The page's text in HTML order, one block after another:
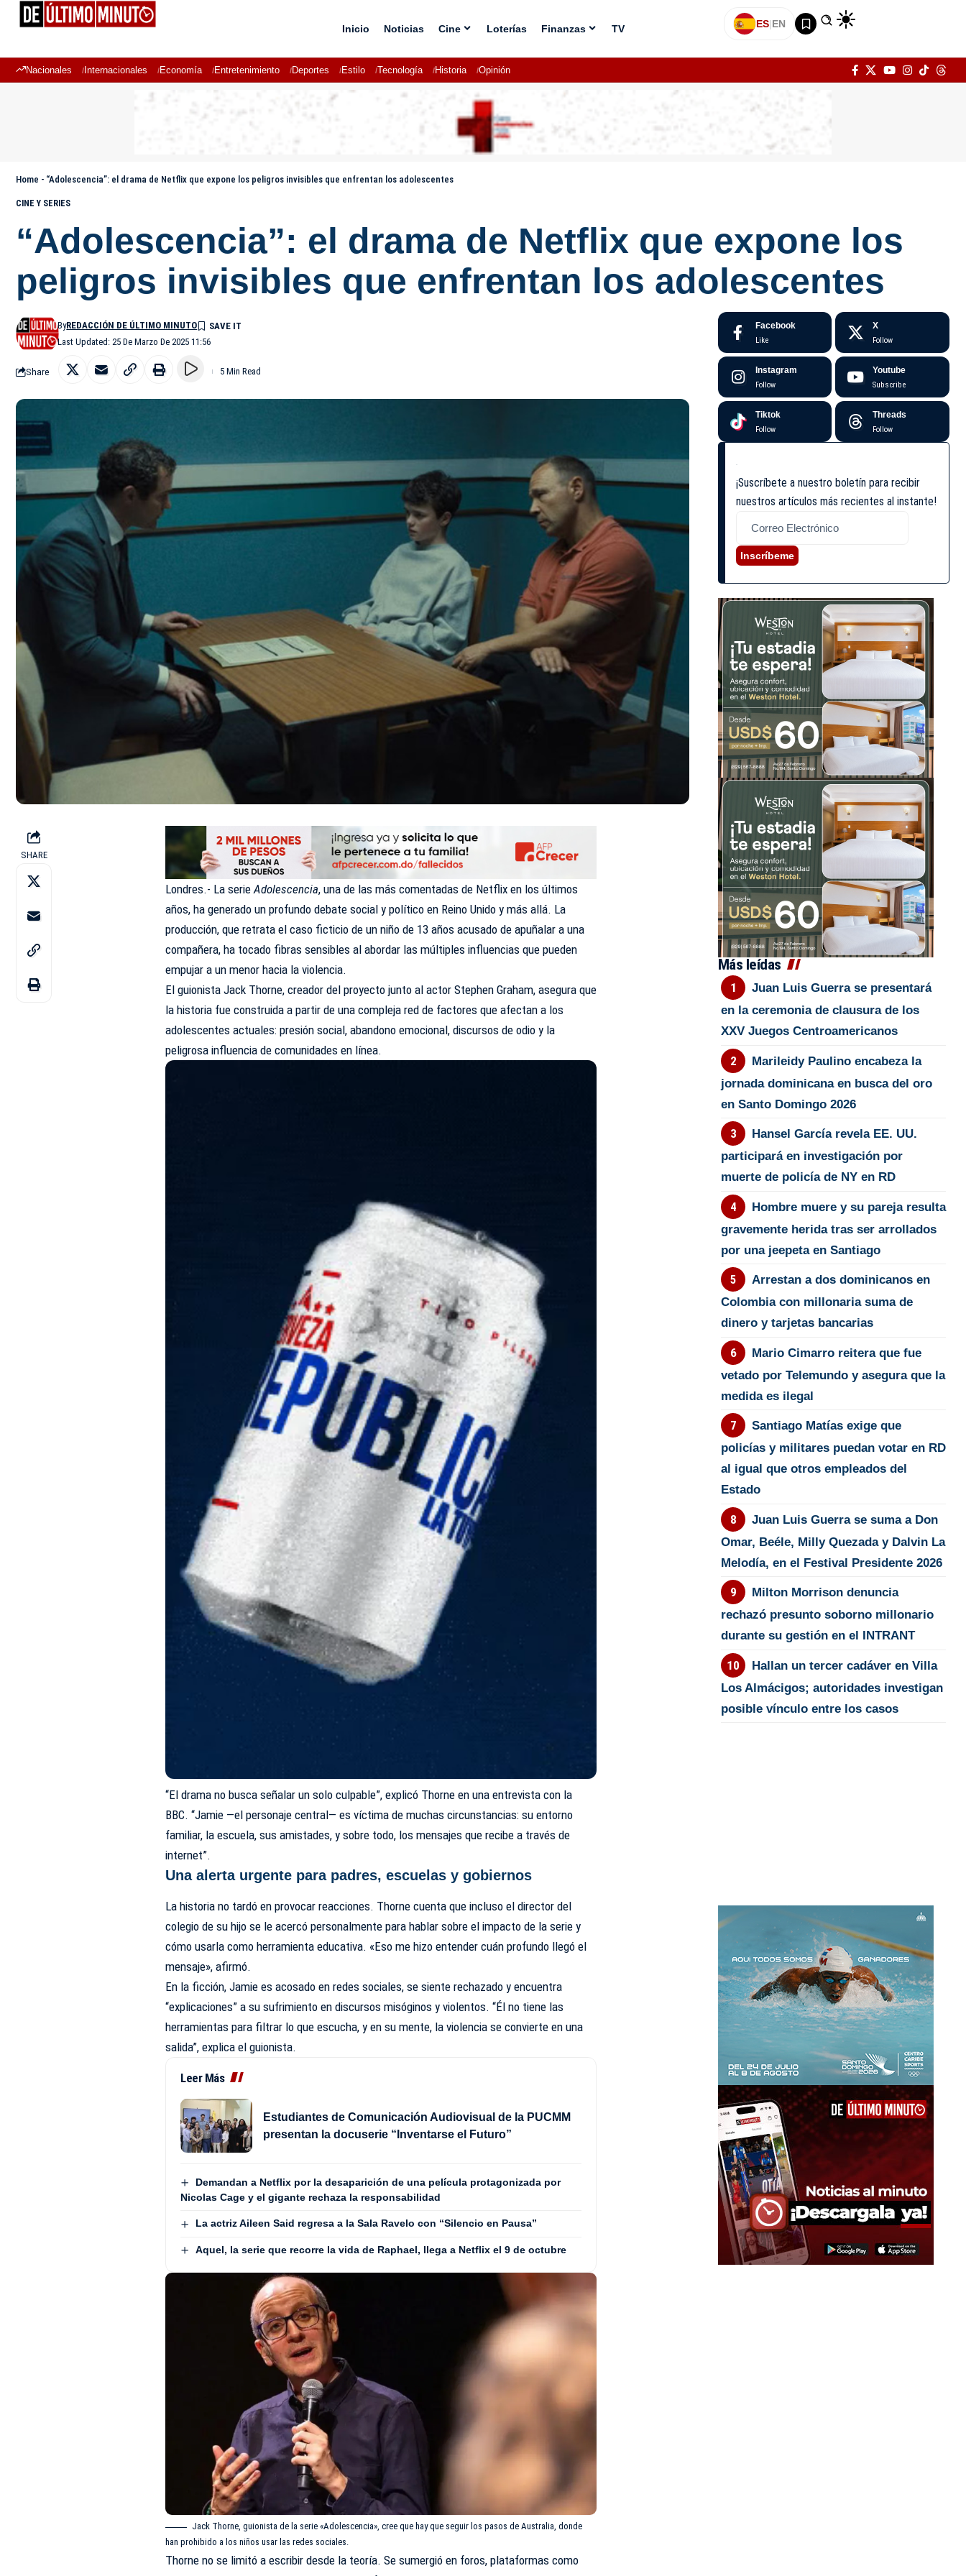
Inicio Noticias Cine Loterías Finanzas TV ES|EN
Nacionales Internacionales Economía Entretenimiento Deportes Estilo Tecnología Historia Opinión
Home - “Adolescencia”: el drama de Netflix que expone los peligros invisibles que enfrentan los adolescentes
CINE Y SERIES
“Adolescencia”: el drama de Netflix que expone los
peligros invisibles que enfrentan los adolescentes
Last Updated: 25 De Marzo De 2025 11:56
ByREDACCIÓN DE ÚLTIMO MINUTO
Share 5 Min Read
SHARE
Londres.- La serieAdolescencia, una de las más comentadas de Netflix en los últimos
años, ha generado un profundo debate social y político en Reino Unido y más allá. La
producción, que retrata el caso ficticio de un niño de 13 años acusado de apuñalar a una
compañera, ha tocado fibras sensibles al abordar las múltiples influencias que pueden
empujar a un menor hacia la violencia.
El guionista Jack Thorne, creador del proyecto junto al actor Stephen Graham, asegura que
la historia fue construida a partir de una compleja red de factores que afectan a los
adolescentes actuales: presión social, abandono emocional, discursos de odio y la
peligrosa influencia de comunidades en línea.
“El drama no busca señalar un solo culpable”, explicó Thorne en una entrevista con la
BBC. “Jamie —el personaje central— es víctima de muchas circunstancias: su entorno
familiar, la escuela, sus amistades, y sobre todo, los mensajes que recibe a través de
internet”.
Una alerta urgente para padres, escuelas y gobiernos
La historia no tardó en provocar reacciones. Thorne cuenta que incluso el director del
colegio de su hijo se le acercó personalmente para hablar sobre el impacto de la serie y
cómo usarla como herramienta educativa. «Eso me hizo entender cuán profundo llegó el
mensaje», afirmó.
En la ficción, Jamie es acosado en redes sociales, se siente rechazado y encuentra
“explicaciones” a su sufrimiento en discursos misóginos y violentos. “Él no tiene las
herramientas para filtrar lo que escucha, y en su mente, la violencia se convierte en una
salida”, explica el guionista.
Leer Más
Estudiantes de Comunicación Audiovisual de la PUCMM
presentan la docuserie “Inventarse el Futuro”
Demandan a Netflix por la desaparición de una película protagonizada por
Nicolas Cage y el gigante rechaza la responsabilidad
La actriz Aileen Said regresa a la Sala Ravelo con “Silencio en Pausa”
Aquel, la serie que recorre la vida de Raphael, llega a Netflix el 9 de octubre
Jack Thorne, guionista de la serie «Adolescencia», cree que hay que seguir los pasos de Australia, donde
han prohibido a los niños usar las redes sociales.
Thorne no se limitó a escribir desde la teoría. Se sumergió en foros, plataformas como
Facebook
Like
X
Follow
Instagram
Follow
Youtube
Subscribe
Tiktok
Follow
Threads
Follow
¡Suscríbete a nuestro boletín para recibir
nuestros artículos más recientes al instante!
Inscríbeme
Más leídas
Juan Luis Guerra se presentará
en la ceremonia de clausura de los
XXV Juegos Centroamericanos
Marileidy Paulino encabeza la
jornada dominicana en busca del oro
en Santo Domingo 2026
Hansel García revela EE. UU.
participará en investigación por
muerte de policía de NY en RD
Hombre muere y su pareja resulta
gravemente herida tras ser arrollados
por una jeepeta en Santiago
Arrestan a dos dominicanos en
Colombia con millonaria suma de
dinero y tarjetas bancarias
Mario Cimarro reitera que fue
vetado por Telemundo y asegura que la
medida es ilegal
Santiago Matías exige que
policías y militares puedan votar en RD
al igual que otros empleados del
Estado
Juan Luis Guerra se suma a Don
Omar, Beéle, Milly Quezada y Dalvin La
Melodía, en el Festival Presidente 2026
Milton Morrison denuncia
rechazó presunto soborno millonario
durante su gestión en el INTRANT
Hallan un tercer cadáver en Villa
Los Almácigos; autoridades investigan
posible vínculo entre los casos